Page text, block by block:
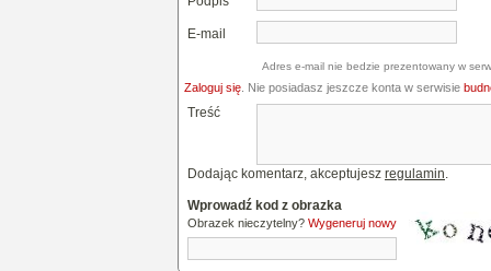
E-mail
Adres e-mail nie bedzie prezentowany w
Zaloguj się . Nie posiadasz jeszcze konta w serwisie
Treść
Dodając komentarz, akceptujesz regulamin.
Wprowadź kod z obrazka
Obrazek nieczytelny? Wygeneruj nowy